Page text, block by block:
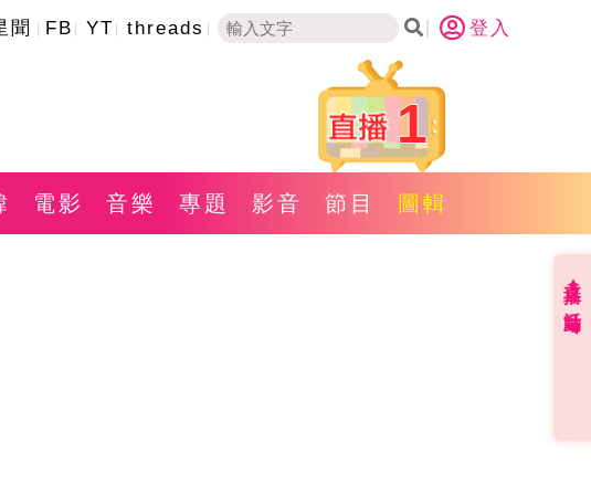
聞 FB YT threads 登入
1
電影 音樂 專題 影音 節目 圖輯
直播✦活動